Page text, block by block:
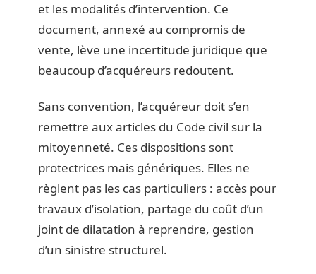
et les modalités d’intervention. Ce
document, annexé au compromis de
vente, lève une incertitude juridique que
beaucoup d’acquéreurs redoutent.
Sans convention, l’acquéreur doit s’en
remettre aux articles du Code civil sur la
mitoyenneté. Ces dispositions sont
protectrices mais génériques. Elles ne
règlent pas les cas particuliers : accès pour
travaux d’isolation, partage du coût d’un
joint de dilatation à reprendre, gestion
d’un sinistre structurel.